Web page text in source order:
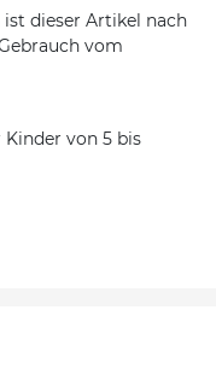
dieser Artikel nach
vom
Kinder von 5 bis